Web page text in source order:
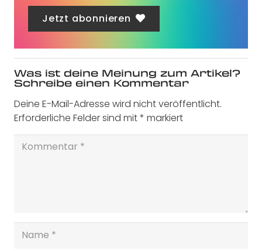
Jetzt abonnieren
Was ist deine Meinung zum Artikel?
Schreibe einen Kommentar
Deine E-Mail-Adresse wird nicht veröffentlicht.
Erforderliche Felder sind mit* markiert